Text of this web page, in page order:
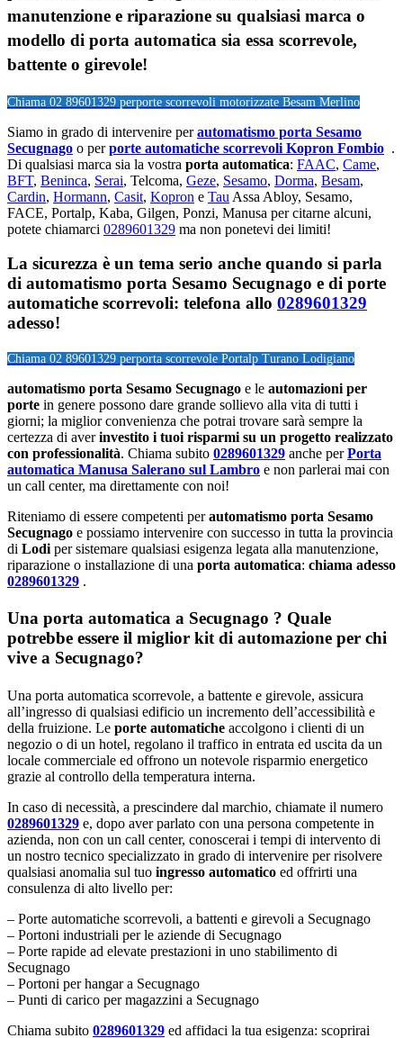
manutenzione e riparazione su qualsiasi marca o
modello di porta automatica sia essa scorrevole,
battente o girevole!
Chiama 02 89601329 perporte scorrevoli motorizzate Besam Merlino
Siamo in grado di intervenire perautomatismo porta Sesamo
Secugnago o perporte automatiche scorrevoli Kopron Fombio .
Di qualsiasi marca sia la vostra porta automatica: FAAC, Came,
BFT, Beninca, Serai, Telcoma, Geze, Sesamo, Dorma, Besam,
Cardin, Hormann, Casit, Kopron e Tau Assa Abloy, Sesamo,
FACE, Portalp, Kaba, Gilgen, Ponzi, Manusa per citarne alcuni,
potete chiamarci 0289601329 ma non ponetevi dei limiti!
La sicurezza è un tema serio anche quando si parla
di automatismo porta Sesamo Secugnago e di porte
automatiche scorrevoli: telefona allo 0289601329
adesso!
Chiama 02 89601329 perporta scorrevole Portalp Turano Lodigiano
automatismo porta Sesamo Secugnago e le automazioni per
porte in genere possono dare grande sollievo alla vita di tutti i
giorni; la miglior convenienza che potrai trovare sarà sempre la
certezza di averinvestito i tuoi risparmi su un progetto realizzato
con professionalità. Chiama subito 0289601329 anche perPorta
automatica Manusa Salerano sul Lambro e non parlerai mai con
un call center, ma direttamente con noi!
Riteniamo di essere competenti perautomatismo porta Sesamo
Secugnago e possiamo intervenire con successo in tutta la provincia
di Lodi per sistemare qualsiasi esigenza legata alla manutenzione,
riparazione o installazione di una porta automatica: chiama adesso
0289601329 .
Una porta automatica a Secugnago ? Quale
potrebbe essere il miglior kit di automazione per chi
vive a Secugnago?
Una porta automatica scorrevole, a battente e girevole, assicura
all’ingresso di qualsiasi edificio un incremento dell’accessibilità e
della fruizione. Le porte automatiche accolgono i clienti di un
negozio o di un hotel, regolano il traffico in entrata ed uscita da un
locale commerciale ed offrono un notevole risparmio energetico
grazie al controllo della temperatura interna.
In caso di necessità, a prescindere dal marchio, chiamate il numero
0289601329 e, dopo aver parlato con una persona competente in
azienda, non con un call center, conoscerai i tempi di intervento di
un nostro tecnico specializzato in grado di intervenire per risolvere
qualsiasi anomalia sul tuo ingresso automatico ed offrirti una
consulenza di alto livello per:
– Porte automatiche scorrevoli, a battenti e girevoli a Secugnago
– Portoni industriali per le aziende di Secugnago
– Porte rapide ad elevate prestazioni in uno stabilimento di
Secugnago
– Portoni per hangar a Secugnago
– Punti di carico per magazzini a Secugnago
Chiama subito 0289601329 ed affidaci la tua esigenza: scoprirai